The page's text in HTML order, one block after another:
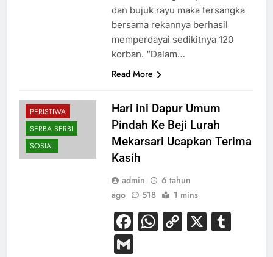
dan bujuk rayu maka tersangka
bersama rekannya berhasil
memperdayai sedikitnya 120
korban. “Dalam…
Read More
PERISTIWA
SERBA SERBI
SOSIAL
Hari ini Dapur Umum
Pindah Ke Beji Lurah
Mekarsari Ucapkan Terima
Kasih
admin
6 tahun
ago
518 1 mins
Facebook
WhatsApp
Copy
X
Gmail